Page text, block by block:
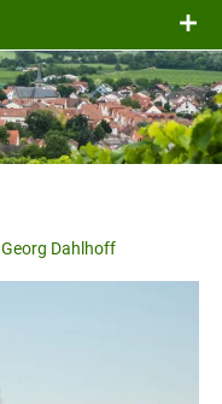
Georg Dahlhoff